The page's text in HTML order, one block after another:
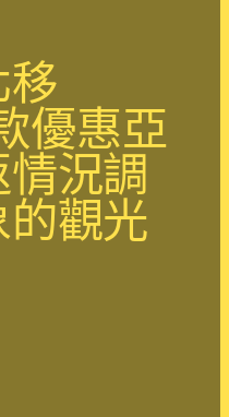
移
優惠亞
況調
觀光